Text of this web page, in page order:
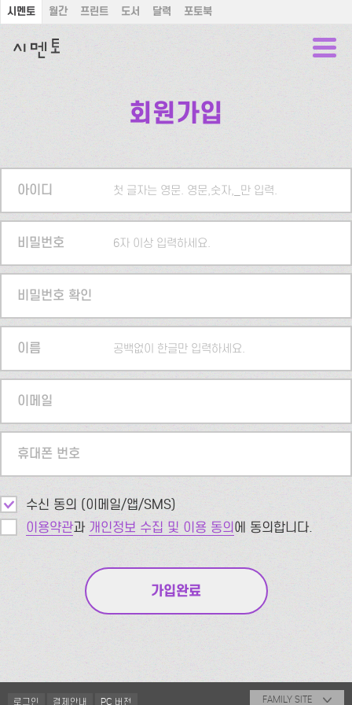
시멘토 월간 프린트 도서 달력 포토북
회원가입
아이디 첫 글자는 영문. 영문,숫자,_만 입력.
비밀번호 6자 이상 입력하세요.
비밀번호 확인
이름 공백없이 한글만 입력하세요.
이메일
휴대폰 번호
수신 동의 (이메일/앱/SMS)
이용약관과 개인정보 수집 및 이용 동의에 동의합니다.
로그인 결제안내 PC 버전 FAMILY SITE